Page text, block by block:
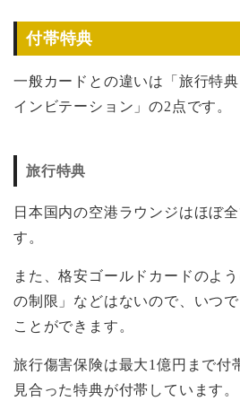
付帯特典
一般カードとの違いは「旅行特
インビテーション」の2点です。
旅行特典
日本国内の空港ラウンジはほぼ
す。
また、格安ゴールドカードのよ
の制限」などはないので、いつ
ことができます。
旅行傷害保険は最大1億円まで付
見合った特典が付帯しています。